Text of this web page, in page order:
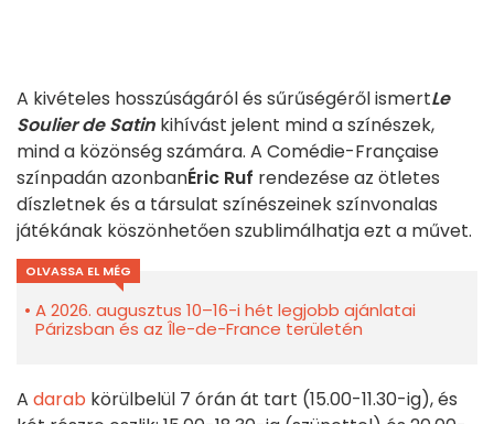
A kivételes hosszúságáról és sűrűségéről ismertLe
Soulier de Satin kihívást jelent mind a színészek,
mind a közönség számára. A Comédie-Française
színpadán azonbanÉric Ruf rendezése az ötletes
díszletnek és a társulat színészeinek színvonalas
játékának köszönhetően szublimálhatja ezt a művet.
OLVASSA EL MÉG
A 2026. augusztus 10–16-i hét legjobb ajánlatai
Párizsban és az Île-de-France területén
A darab körülbelül 7 órán át tart (15.00-11.30-ig), és